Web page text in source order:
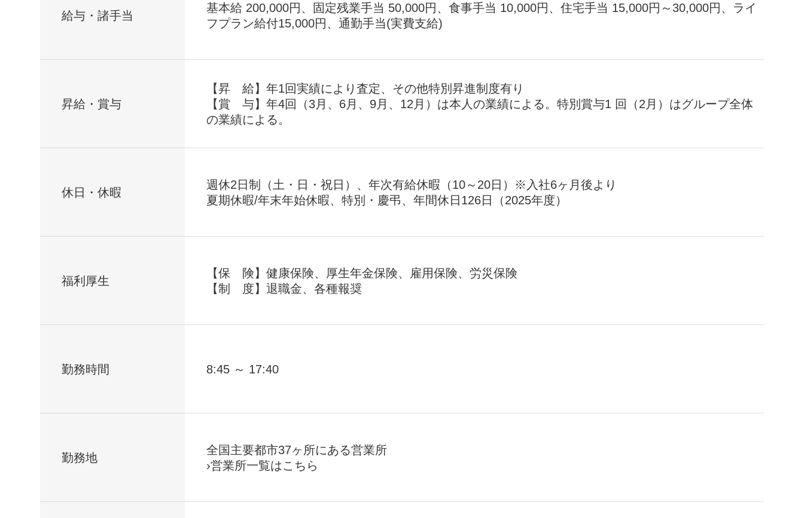
給与・諸手当
基本給 200,000円、固定残業手当 50,000円、食事手当 10,000円、住宅手当 15,000円～30,000円、ライ
フプラン給付15,000円、通勤手当(実費支給)
昇給・賞与
【昇 給】年1回実績により査定、その他特別昇進制度有り
【賞 与】年4回（3月、6月、9月、12月）は本人の業績による。特別賞与1 回（2月）はグループ全体
の業績による。
休日・休暇
週休2日制（土・日・祝日）、年次有給休暇（10～20日）※入社6ヶ月後より
夏期休暇/年末年始休暇、特別・慶弔、年間休日126日（2025年度）
福利厚生
【保 険】健康保険、厚生年金保険、雇用保険、労災保険
【制 度】退職金、各種報奨
勤務時間 8:45 ～ 17:40
勤務地
全国主要都市37ヶ所にある営業所
›営業所一覧はこちら